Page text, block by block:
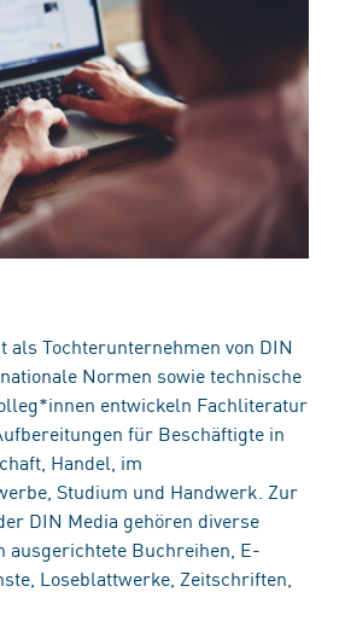
als Tochterunternehmen von DIN
Normen sowie technische
entwickeln Fachliteratur
für Beschäftigte in
Handel, im
Studium und Handwerk. Zur
DIN Media gehören diverse
ausgerichtete Buchreihen, E-
Loseblattwerke, Zeitschriften,